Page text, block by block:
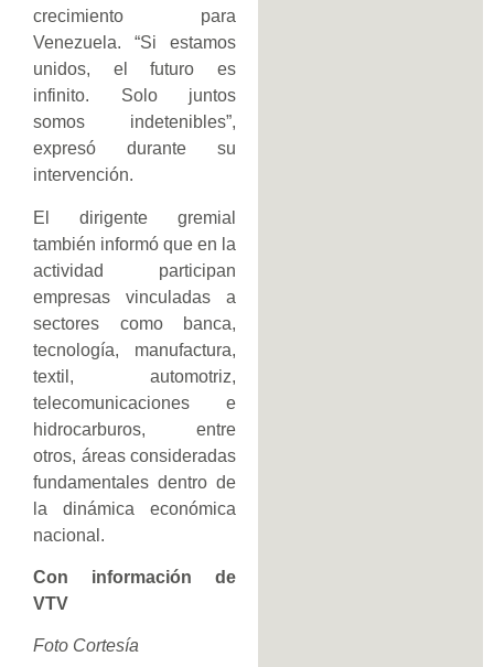
crecimiento para
Venezuela. “Si estamos
unidos, el futuro es
infinito. Solo juntos
somos indetenibles”,
expresó durante su
intervención.
El dirigente gremial
también informó que en la
actividad participan
empresas vinculadas a
sectores como banca,
tecnología, manufactura,
textil, automotriz,
telecomunicaciones e
hidrocarburos, entre
otros, áreas consideradas
fundamentales dentro de
la dinámica económica
nacional.
Con información de
VTV
Foto Cortesía